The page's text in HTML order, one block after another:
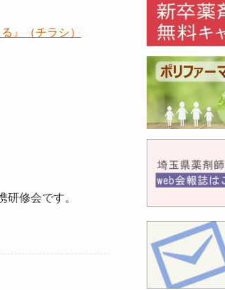
』（チラシ）
修会です。